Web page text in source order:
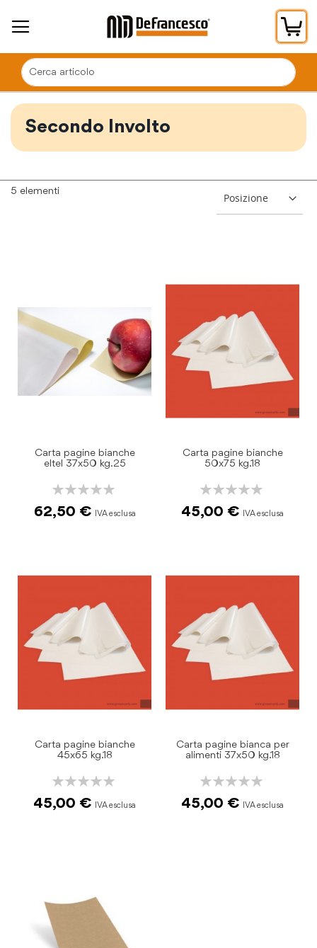
Secondo Involto
5 elementi
Carta pagine bianche
eltel 37x50 kg.25
Rating:
62,50 €
Carta pagine bianche
50x75 kg.18
Rating:
45,00 €
Carta pagine bianche
45x65 kg.18
Rating:
45,00 €
Carta pagine bianca per
alimenti 37x50 kg.18
Rating:
45,00 €